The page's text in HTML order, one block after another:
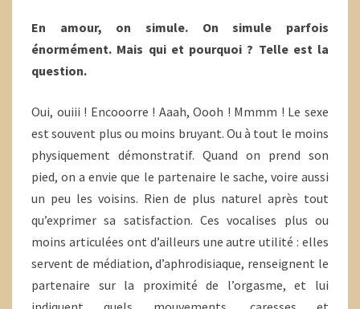
En amour, on simule. On simule parfois
énormément. Mais qui et pourquoi ? Telle est la
question.
Oui, ouiii ! Encooorre ! Aaah, Oooh ! Mmmm ! Le sexe
est souvent plus ou moins bruyant. Ou à tout le moins
physiquement démonstratif. Quand on prend son
pied, on a envie que le partenaire le sache, voire aussi
un peu les voisins. Rien de plus naturel après tout
qu’exprimer sa satisfaction. Ces vocalises plus ou
moins articulées ont d’ailleurs une autre utilité : elles
servent de médiation, d’aphrodisiaque, renseignent le
partenaire sur la proximité de l’orgasme, et lui